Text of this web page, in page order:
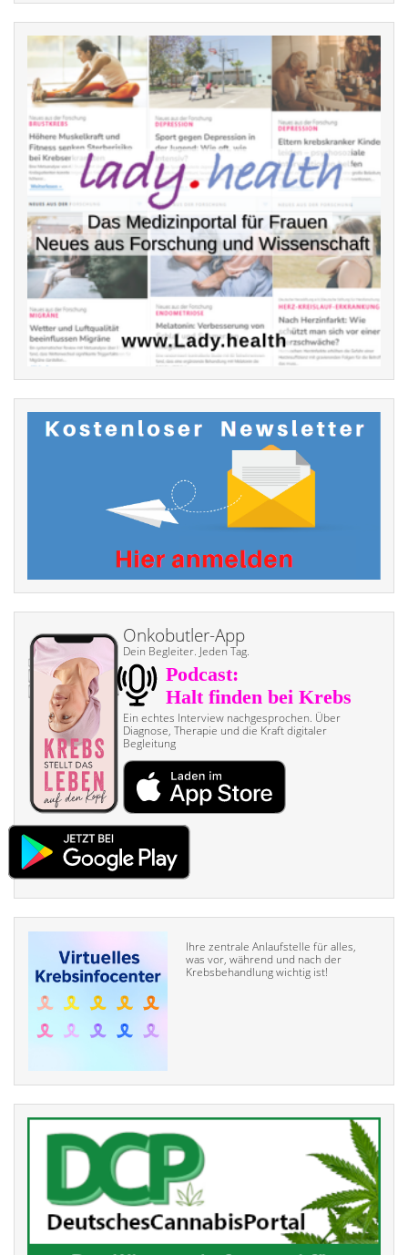
Onkobutler-App
Dein Begleiter. Jeden Tag.
Ein echtes Interview nach­gesprochen. Über
Diagnose, Therapie und die Kraft digitaler
Begleitung
Ihre zentrale Anlaufstelle für alles,
was vor, während und nach der
Krebsbehandlung wichtig ist!